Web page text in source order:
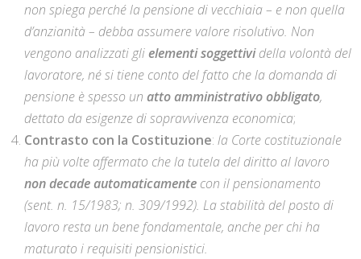
non spiega perché la pensione di vecchiaia – e non quella
d’anzianità – debba assumere valore risolutivo. Non
vengono analizzati glielementi soggettividella volontà del
lavoratore, né si tiene conto del fatto che la domanda di
pensione è spesso un atto amministrativo obbligato,
dettato da esigenze di sopravvivenza economica;
Contrasto con la Costituzione: la Corte costituzionale
ha più volte affermato che la tutela del diritto al lavoro
non decade automaticamente con il pensionamento
(sent. n. 15/1983; n. 309/1992). La stabilità del posto di
lavoro resta un bene fondamentale, anche per chi ha
maturato i requisiti pensionistici.